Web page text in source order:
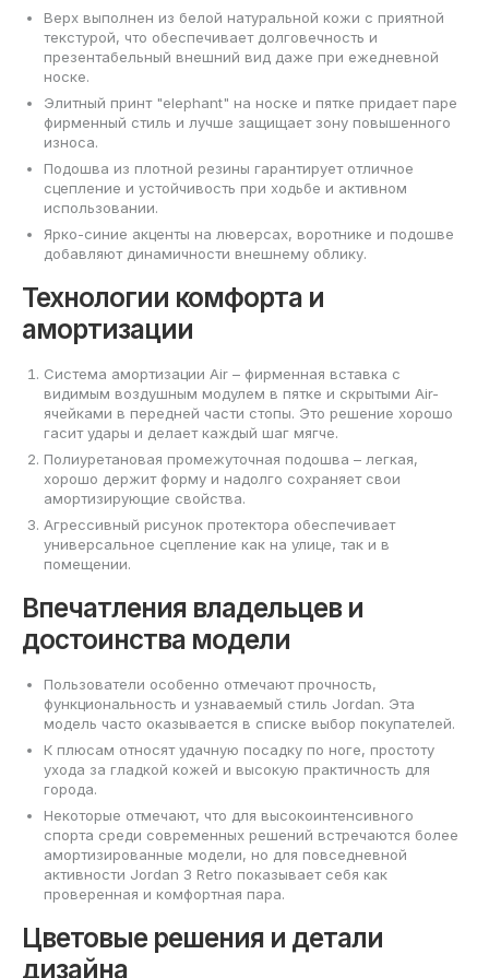
Верх выполнен из белой натуральной кожи с приятной
текстурой, что обеспечивает долговечность и
презентабельный внешний вид даже при ежедневной
носке.
Элитный принт "elephant" на носке и пятке придает паре
фирменный стиль и лучше защищает зону повышенного
износа.
Подошва из плотной резины гарантирует отличное
сцепление и устойчивость при ходьбе и активном
использовании.
Ярко-синие акценты на люверсах, воротнике и подошве
добавляют динамичности внешнему облику.
Технологии комфорта и
амортизации
Система амортизации Air – фирменная вставка с
видимым воздушным модулем в пятке и скрытыми Air-
ячейками в передней части стопы. Это решение хорошо
гасит удары и делает каждый шаг мягче.
Полиуретановая промежуточная подошва – легкая,
хорошо держит форму и надолго сохраняет свои
амортизирующие свойства.
Агрессивный рисунок протектора обеспечивает
универсальное сцепление как на улице, так и в
помещении.
Впечатления владельцев и
достоинства модели
Пользователи особенно отмечают прочность,
функциональность и узнаваемый стиль Jordan. Эта
модель часто оказывается в списке выбор покупателей.
К плюсам относят удачную посадку по ноге, простоту
ухода за гладкой кожей и высокую практичность для
города.
Некоторые отмечают, что для высокоинтенсивного
спорта среди современных решений встречаются более
амортизированные модели, но для повседневной
активности Jordan 3 Retro показывает себя как
проверенная и комфортная пара.
Цветовые решения и детали
дизайна